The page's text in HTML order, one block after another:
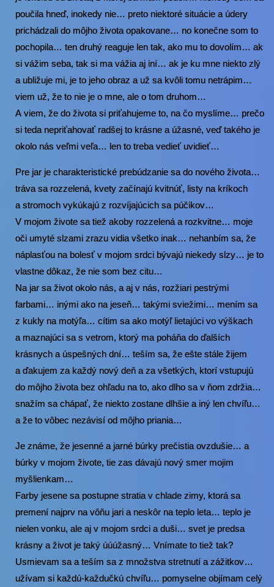
poučila hneď, inokedy nie… preto niektoré situácie a údery
prichádzali do môjho života opakovane… no konečne som to
pochopila… ten druhý reaguje len tak, ako mu to dovolím… ak
si vážim seba, tak si ma vážia aj iní… ak je ku mne niekto zlý
a ubližuje mi, je to jeho obraz a už sa kvôli tomu netrápim…
viem už, že to nie je o mne, ale o tom druhom…
A viem, že do života si priťahujeme to, na čo myslíme… prečo
si teda nepriťahovať radšej to krásne a úžasné, veď takého je
okolo nás veľmi veľa… len to treba vedieť uvidieť…
Pre jar je charakteristické prebúdzanie sa do nového života…
tráva sa rozzelená, kvety začínajú kvitnúť, listy na kríkoch
a stromoch vykúkajú z rozvíjajúcich sa púčikov…
V mojom živote sa tiež akoby rozzelená a rozkvitne… moje
oči umyté slzami zrazu vidia všetko inak… nehanbím sa, že
náplasťou na bolesť v mojom srdci bývajú niekedy slzy… je to
vlastne dôkaz, že nie som bez citu…
Na jar sa život okolo nás, a aj v nás, rozžiari pestrými
farbami… inými ako na jeseň… takými sviežimi… mením sa
z kukly na motýľa… cítim sa ako motýľ lietajúci vo výškach
a maznajúci sa s vetrom, ktorý ma poháňa do ďalších
krásnych a úspešných dní… teším sa, že ešte stále žijem
a ďakujem za každý nový deň a za všetkých, ktorí vstupujú
do môjho života bez ohľadu na to, ako dlho sa v ňom zdržia…
snažím sa chápať, že niekto zostane dlhšie a iný len chvíľu…
a že to vôbec nezávisí od môjho priania…
Je známe, že jesenné a jarné búrky prečistia ovzdušie… a
búrky v mojom živote, tie zas dávajú nový smer mojim
myšlienkam…
Farby jesene sa postupne stratia v chlade zimy, ktorá sa
premení najprv na vôňu jari a neskôr na teplo leta… teplo je
nielen vonku, ale aj v mojom srdci a duši… svet je predsa
krásny a život je taký úúúžasný… Vnímate to tiež tak?
Usmievam sa a teším sa z množstva stretnutí a zážitkov…
užívam si každú-každučkú chvíľu… pomyselne objímam celý